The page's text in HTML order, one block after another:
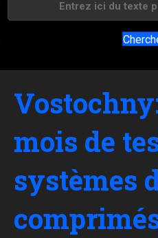
mois de
systèmes